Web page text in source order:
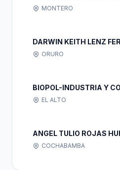
MONTERO
DARWIN KEITH LENZ
ORURO
BIOPOL-INDUSTRIA Y
EL ALTO
ANGEL TULIO ROJAS
COCHABAMBA